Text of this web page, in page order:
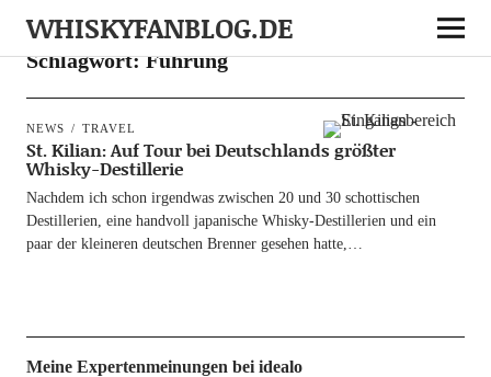
WHISKYFANBLOG.DE
Schlagwort:Führung
NEWS TRAVEL
St. Kilian: Auf Tour bei Deutschlands größter
Whisky-Destillerie
Nach­dem ich schon irgend­was zwi­schen 20 und 30 schot­ti­schen
Destil­le­rien, eine hand­voll japa­ni­sche Whis­ky-Destil­­le­ri­en und ein
paar der klei­ne­ren deut­schen Bren­ner gese­hen hatte,…
Meine Expertenmeinungen bei idealo